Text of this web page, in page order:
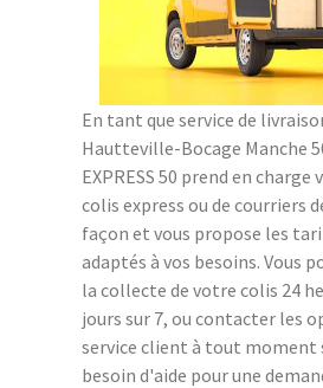
En tant que service de
Hautteville-Bocage Manche
EXPRESS 50 prend en charge
colis express ou de courriers
façon et vous propose les
adaptés à vos besoins. Vous
la collecte de votre colis 24
jours sur 7, ou contacter les
service client à tout moment
besoin d'aide pour une